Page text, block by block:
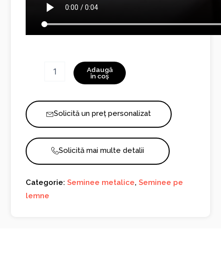
Base
Adaugă
în coș
Solicită un preț personalizat
Solicită mai multe detalii
Categorie:Seminee metalice,Seminee pe
lemne